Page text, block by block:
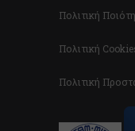
Πολιτική
Πολιτική
Πολιτική